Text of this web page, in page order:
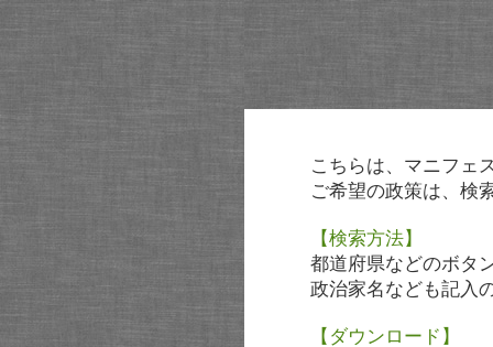
こちらは、マニフェ
ご希望の政策は、検
【検索方法】
都道府県などのボタ
政治家名なども記入
【ダウンロード】